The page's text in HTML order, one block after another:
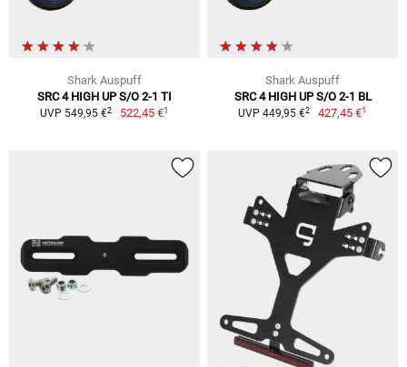
Shark Auspuff
SRC 4 HIGH UP S/O 2-1 TI
UVP 549,95 €2 522,45 €1
Shark Auspuff
SRC 4 HIGH UP S/O 2-1 BL
UVP 449,95 €2 427,45 €1